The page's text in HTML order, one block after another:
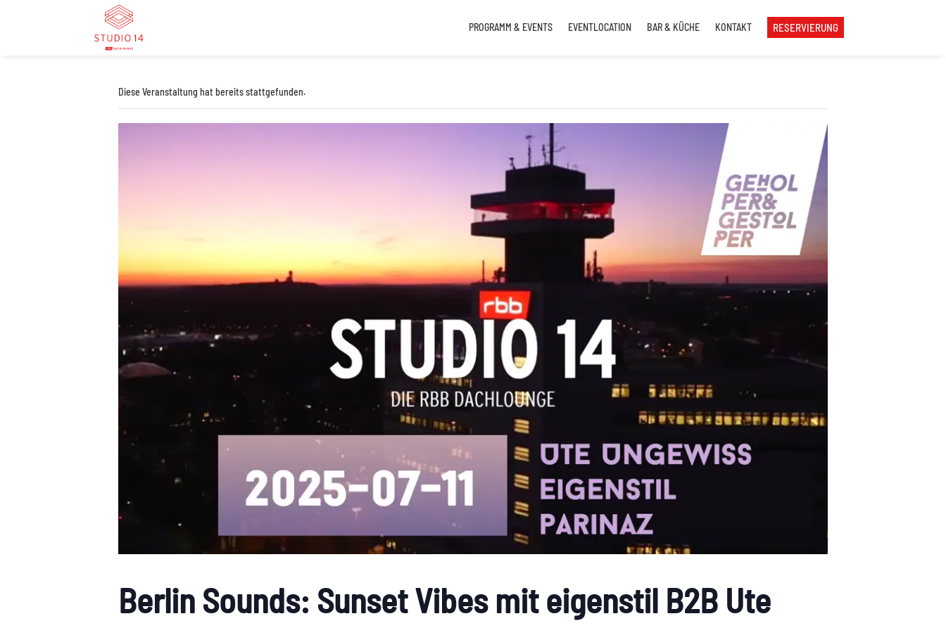
PROGRAMM & EVENTS EVENTLOCATION BAR & KÜCHE KONTAKT RESERVIERUNG
Diese Veranstaltung hat bereits stattgefunden.
Berlin Sounds: Sunset Vibes mit eigenstil B2B Ute